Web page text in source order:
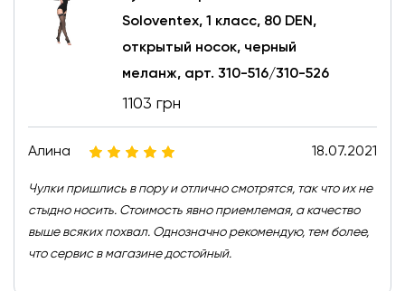
Soloventex, 1 класс, 80 DEN,
открытый носок, черный
меланж, арт. 310-516/310-526
1103 грн
Алина 18.07.2021
Чулки пришлись в пору и отлично смотрятся, так что их не
стыдно носить. Стоимость явно приемлемая, а качество
выше всяких похвал. Однозначно рекомендую, тем более,
что сервис в магазине достойный.